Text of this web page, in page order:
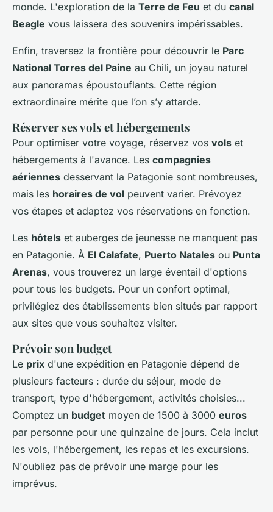
monde. L'exploration de la Terre de Feu et du canal
Beagle vous laissera des souvenirs impérissables.
Enfin, traversez la frontière pour découvrir le Parc
National Torres del Paine au Chili, un joyau naturel
aux panoramas époustouflants. Cette région
extraordinaire mérite que l’on s’y attarde.
Réserver ses vols et hébergements
Pour optimiser votre voyage, réservez vos vols et
hébergements à l'avance. Les compagnies
aériennes desservant la Patagonie sont nombreuses,
mais les horaires de vol peuvent varier. Prévoyez
vos étapes et adaptez vos réservations en fonction.
Les hôtels et auberges de jeunesse ne manquent pas
en Patagonie. À El Calafate, Puerto Natales ou Punta
Arenas, vous trouverez un large éventail d'options
pour tous les budgets. Pour un confort optimal,
privilégiez des établissements bien situés par rapport
aux sites que vous souhaitez visiter.
Prévoir son budget
Le prix d'une expédition en Patagonie dépend de
plusieurs facteurs : durée du séjour, mode de
transport, type d'hébergement, activités choisies...
Comptez un budget moyen de 1500 à 3000 euros
par personne pour une quinzaine de jours. Cela inclut
les vols, l'hébergement, les repas et les excursions.
N'oubliez pas de prévoir une marge pour les
imprévus.